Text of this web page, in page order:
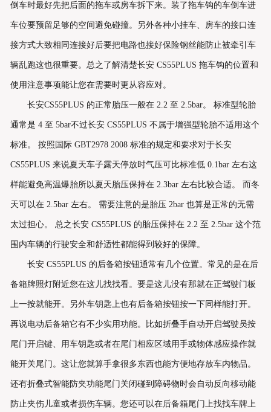
倒车时最好先把后面的拖车或房车拆下来。装了拖车钩的车倒车进
车位要预留足够的空间避免碰撞。另外各种小挂车、房车的接口连
接方式大致相同连接好后要把电路也接好保险钢丝能防止被牵引车
辆乱跑这也很重要。总之了解清楚长安 CS55PLUS 拖车钩的位置和
使用注意事项能让您在需要时更从容应对。
长安CS55PLUS 的正常胎压一般在 2.2 至 2.5bar。 标准型轮胎
通常是 4 至 5bar不过长安 CS55PLUS 不属于增强型轮胎不适用这个
标准。 按照国际 GBT2978 2008 标准的规定和要求对于长安
CS55PLUS 来说夏天车子露天停放时气压可比标准低 0.1bar 左右这
样能避免高温爆胎所以夏天胎压保持在 2.3bar 左右比较合适。 而冬
天可以在 2.5bar 左右。 需要注意的是胎压 2bar 也算是正常的无需
太过担心。 总之长安 CS55PLUS 的胎压保持在 2.2 至 2.5bar 这个范
围内车辆的行驶安全和舒适性都能得到较好的保障。
长安 CS55PLUS 的后备箱按钮通常有几个位置。常见的是在后
备箱牌照灯附近您在这儿找找看。要是这儿没有那就在正驾驶门板
上一按就能开。另外车钥匙上也有后备箱按钮按一下同样能打开。
再说电动后备箱它有不少实用功能。比如折叠手自动开启驾驶员按
尾门开启键、用车钥匙或者在尾门相应区域用手或物体感应操作就
能开关尾门。这让您就算手拿很多东西也能方便地存放车内物品。
还有折叠式智能防夹功能尾门关闭碰到障碍物时会自动反向移动能
防止夹伤儿童或者损伤车辆。您还可以在后备箱尾门上找找车牌上